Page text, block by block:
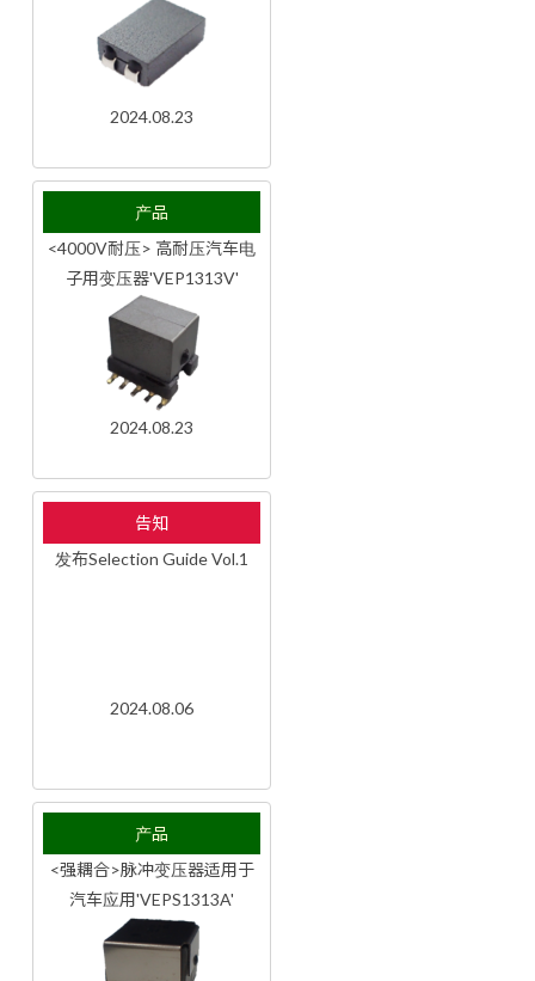
2024.08.23
产品
<4000V耐压> 高耐压汽车电
子用变压器'VEP1313V'
2024.08.23
告知
发布Selection Guide Vol.1
2024.08.06
产品
<强耦合>脉冲变压器适用于
汽车应用'VEPS1313A'